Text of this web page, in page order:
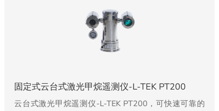
固定式云台式激光甲烷遥测仪-L-TEK PT200
云台式激光甲烷遥测仪-L-TEK PT200，可快速可靠的